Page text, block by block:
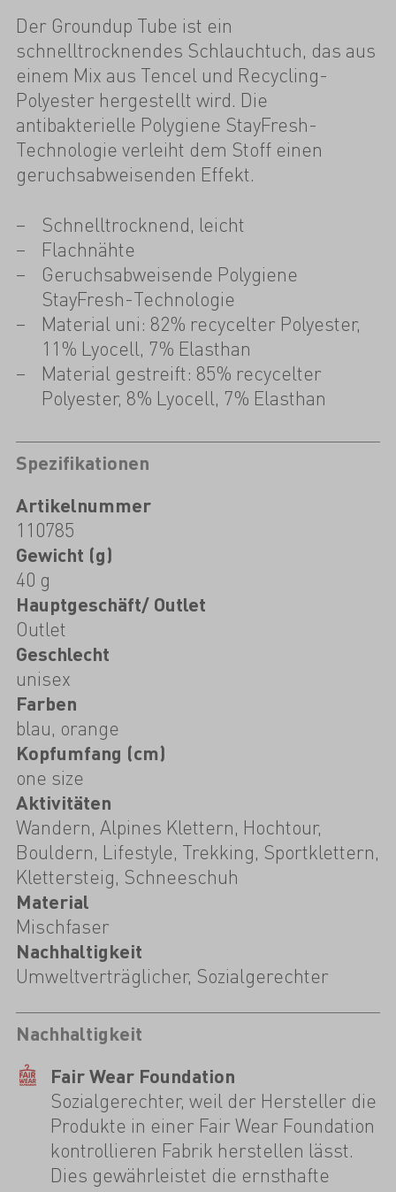
Der Groundup Tube ist ein
schnelltrocknendes Schlauchtuch, das aus
einem Mix aus Tencel und Recycling-
Polyester hergestellt wird. Die
antibakterielle Polygiene StayFresh-
Technologie verleiht dem Stoff einen
geruchsabweisenden Effekt.
Schnelltrocknend, leicht
Flachnähte
Geruchsabweisende Polygiene
StayFresh-Technologie
Material uni: 82% recycelter Polyester,
11% Lyocell, 7% Elasthan
Material gestreift: 85% recycelter
Polyester, 8% Lyocell, 7% Elasthan
Spezifikationen
Artikelnummer
110785
Gewicht (g)
40 g
Hauptgeschäft/ Outlet
Outlet
Geschlecht
unisex
Farben
blau, orange
Kopfumfang (cm)
one size
Aktivitäten
Wandern, Alpines Klettern, Hochtour,
Bouldern, Lifestyle, Trekking, Sportklettern,
Klettersteig, Schneeschuh
Material
Mischfaser
Nachhaltigkeit
Umweltverträglicher, Sozialgerechter
Nachhaltigkeit
Fair Wear Foundation
Sozialgerechter, weil der Hersteller die
Produkte in einer Fair Wear Foundation
kontrollieren Fabrik herstellen lässt.
Dies gewährleistet die ernsthafte